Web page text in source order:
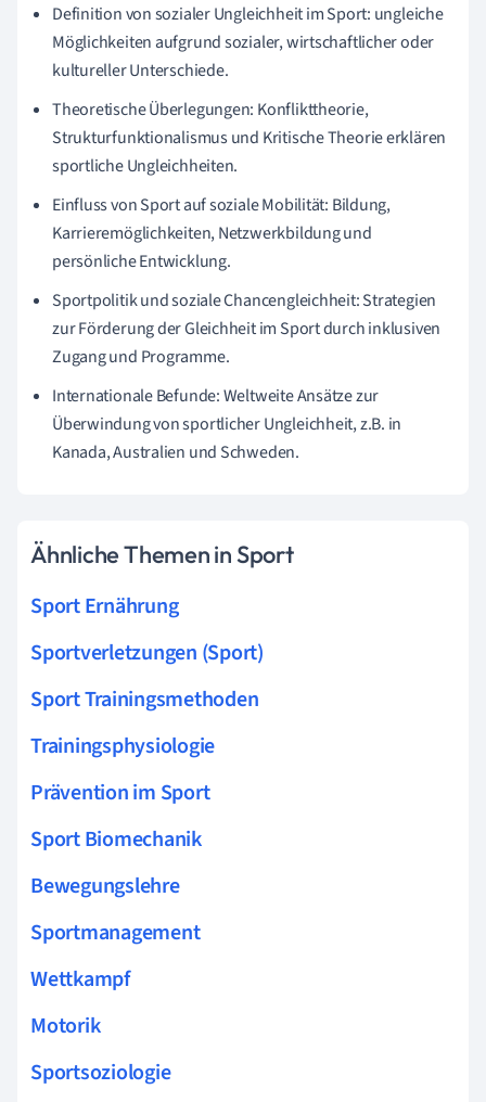
Definition von sozialer Ungleichheit im Sport: ungleiche
Möglichkeiten aufgrund sozialer, wirtschaftlicher oder
kultureller Unterschiede.
Theoretische Überlegungen: Konflikttheorie,
Strukturfunktionalismus und Kritische Theorie erklären
sportliche Ungleichheiten.
Einfluss von Sport auf soziale Mobilität: Bildung,
Karrieremöglichkeiten, Netzwerkbildung und
persönliche Entwicklung.
Sportpolitik und soziale Chancengleichheit: Strategien
zur Förderung der Gleichheit im Sport durch inklusiven
Zugang und Programme.
Internationale Befunde: Weltweite Ansätze zur
Überwindung von sportlicher Ungleichheit, z.B. in
Kanada, Australien und Schweden.
Ähnliche Themen in Sport
Sport Ernährung
Sportverletzungen (Sport)
Sport Trainingsmethoden
Trainingsphysiologie
Prävention im Sport
Sport Biomechanik
Bewegungslehre
Sportmanagement
Wettkampf
Motorik
Sportsoziologie